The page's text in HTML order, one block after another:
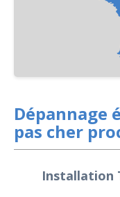
Dépannage
pas cher
Installation